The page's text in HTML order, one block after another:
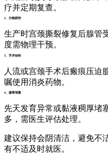
疗并定期复查。
2、分娩损伤
生产时宫颈撕裂修复后腺管
度需物理干预。
3、手术创伤
人流或宫颈手术后瘢痕压迫
嘱使用消炎药物。
4、腺管堵塞
先天发育异常或黏液稠厚堵
多，需医生评估处理。
建议保持会阴清洁，避免不
有不适及时就医。